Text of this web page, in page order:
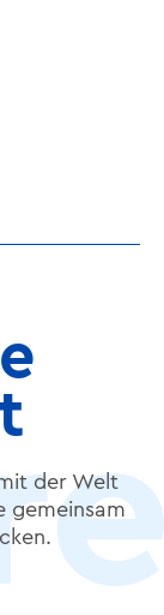
der Welt
gemeinsam